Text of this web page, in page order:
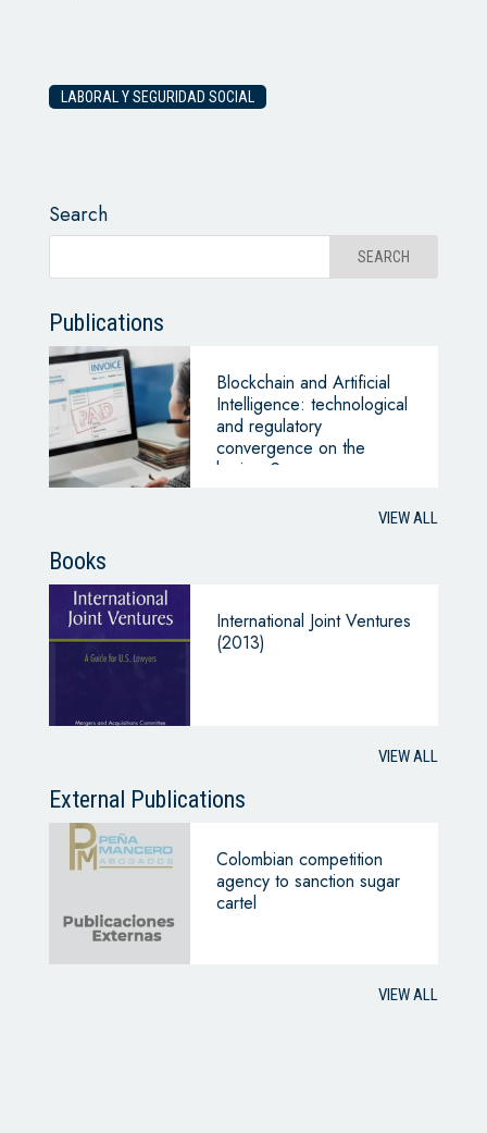
LABORAL Y SEGURIDAD SOCIAL
Search
Publications
Blockchain and Artificial
Intelligence: technological
and regulatory
convergence on the
horizon?
VIEW ALL
Books
International Joint Ventures
(2013)
VIEW ALL
External Publications
Colombian competition
agency to sanction sugar
cartel
VIEW ALL